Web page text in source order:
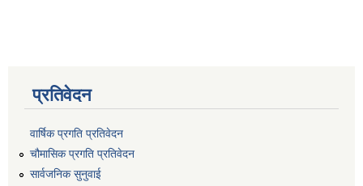
प्रतिवेदन
वार्षिक प्रगति प्रतिवेदन
चौमासिक प्रगति प्रतिवेदन
सार्वजनिक सुनुवाई